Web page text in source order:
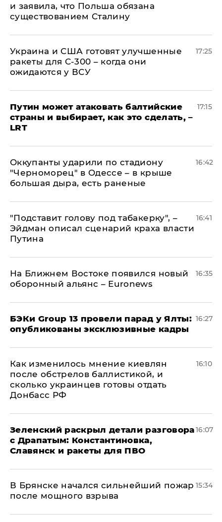
и заявила, что Польша обязана
существованием Сталину
Украина и США готовят улучшенные
ракеты для С-300 – когда они
ожидаются у ВСУ
17:25
Путин может атаковать балтийские
страны и выбирает, как это сделать, –
LRT
17:15
Оккупанты ударили по стадиону
"Черноморец" в Одессе – в крыше
большая дыра, есть раненые
16:42
​"Подставит голову под табакерку", –
Эйдман описал сценарий краха власти
Путина
16:41
На Ближнем Востоке появился новый
оборонный альянс – Euronews
16:35
​БЭКи Group 13 провели парад у Ялты:
опубликованы эксклюзивные кадры
16:27
Как изменилось мнение киевлян
после обстрелов баллистикой, и
сколько украинцев готовы отдать
Донбасс РФ
16:10
​Зеленский раскрыл детали разговора
с Драпатым: Константиновка,
Славянск и ракеты для ПВО
16:07
В Брянске начался сильнейший пожар
после мощного взрыва
15:34